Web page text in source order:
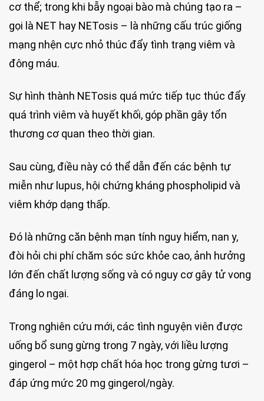
cơ thể; trong khi bẫy ngoại bào mà chúng tạo ra –
gọi là NET hay NETosis – là những cấu trúc giống
mạng nhện cực nhỏ thúc đẩy tình trạng viêm và
đông máu.
Sự hình thành NETosis quá mức tiếp tục thúc đẩy
quá trình viêm và huyết khối, góp phần gây tổn
thương cơ quan theo thời gian.
Sau cùng, điều này có thể dẫn đến các bệnh tự
miễn như lupus, hội chứng kháng phospholipid và
viêm khớp dạng thấp.
Đó là những căn bệnh mạn tính nguy hiểm, nan y,
đòi hỏi chi phí chăm sóc sức khỏe cao, ảnh hưởng
lớn đến chất lượng sống và có nguy cơ gây tử vong
đáng lo ngại.
Trong nghiên cứu mới, các tình nguyện viên được
uống bổ sung gừng trong 7 ngày, với liều lượng
gingerol – một hợp chất hóa học trong gừng tươi –
đáp ứng mức 20 mg gingerol/ngày.